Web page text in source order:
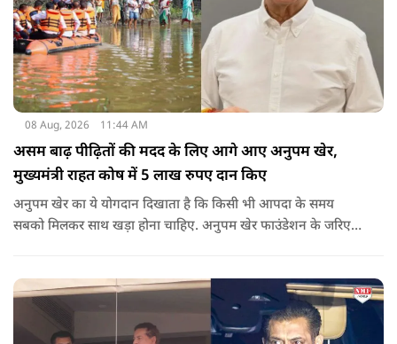
08 Aug, 2026 11:44 AM
असम बाढ़ पीढ़ितों की मदद के लिए आगे आए अनुपम खेर,
मुख्यमंत्री राहत कोष में 5 लाख रुपए दान किए
अनुपम खेर का ये योगदान दिखाता है कि किसी भी आपदा के समय
सबको मिलकर साथ खड़ा होना चाहिए. अनुपम खेर फाउंडेशन के जरिए
मदद के लिए उनके द्वारा किया गया ये दान भी उसी कड़ी का एक हिस्सा है.